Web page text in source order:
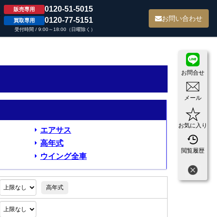
販売専用 0120-51-5015
買取専用 0120-77-5151
受付時間 / 9:00～18:00（日曜除く）
お問い合わせ
お問合せ
メール
お気に入り
閲覧履歴
エアサス
高年式
ウイング全車
高年式